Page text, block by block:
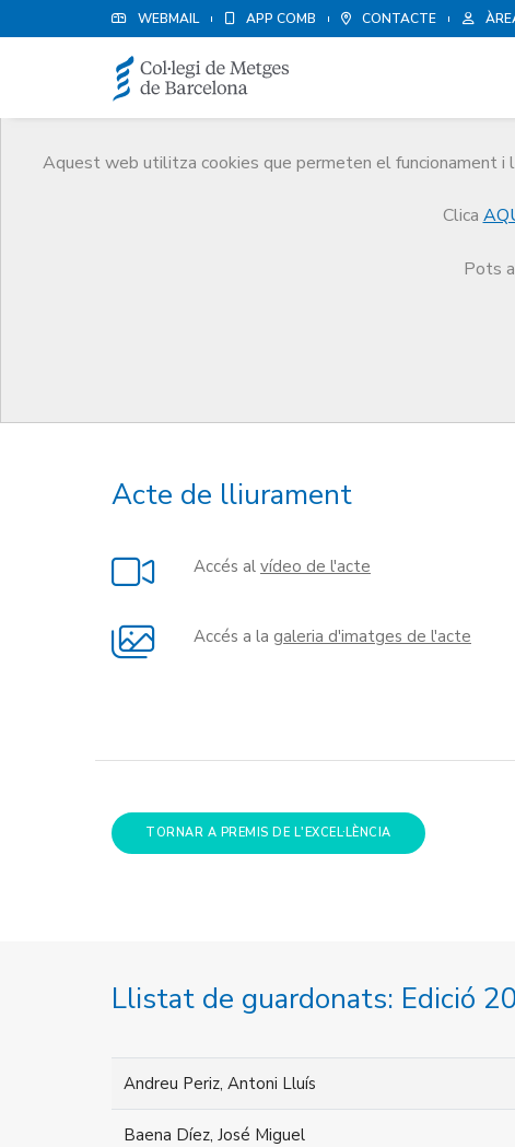
WEBMAIL APP COMB CONTACTE
Aquest web utilitza cookies que permeten el funcionament i
Clica
Pots
Acte de lliurament
Accés al vídeo de l'acte
Accés a la galeria d'imatges de l'acte
TORNAR A PREMIS DE L'EXCEL·LÈNCIA
Llistat de guardonats: Edició
Andreu Periz, Antoni Lluís
Baena Díez, José Miguel